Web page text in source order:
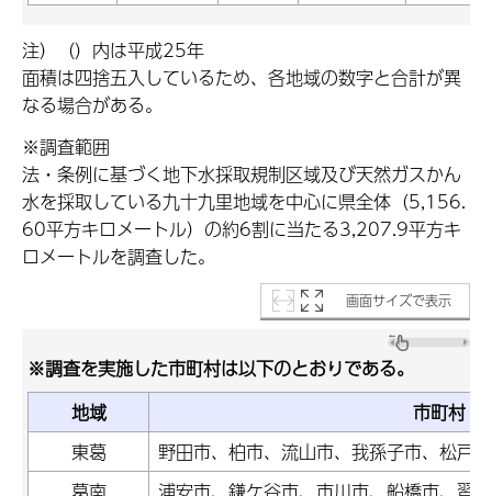
注）（）内は平成25年
面積は四捨五入しているため、各地域の数字と合計が異
なる場合がある。
※調査範囲
法・条例に基づく地下水採取規制区域及び天然ガスかん
水を採取している九十九里地域を中心に県全体（5,156.
60平方キロメートル）の約6割に当たる3,207.9平方キ
ロメートルを調査した。
画面サイズで表示
※調査を実施した市町村は以下のとおりである。
地域
市町村
東葛
野田市、柏市、流山市、我孫子市、松戸市
葛南
浦安市、鎌ケ谷市、市川市、船橋市、習